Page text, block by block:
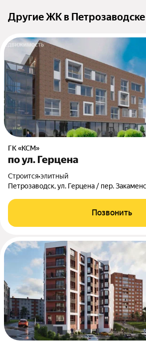
Другие ЖК в Петрозаводске
ГК «КСМ»
по ул. Герцена
Строится•элитный
Петрозаводск, ул. Герцена / пер.
Позвонить